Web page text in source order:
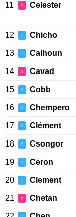
11 ♀ Celester
12 ♂ Chicho
13 ♂ Calhoun
14 ♀ Cavad
15 ♂ Cobb
16 ♂ Chempero
17 ♂ Clément
18 ♂ Csongor
19 ♂ Ceron
20 ♂ Clement
21 ♀ Chetan